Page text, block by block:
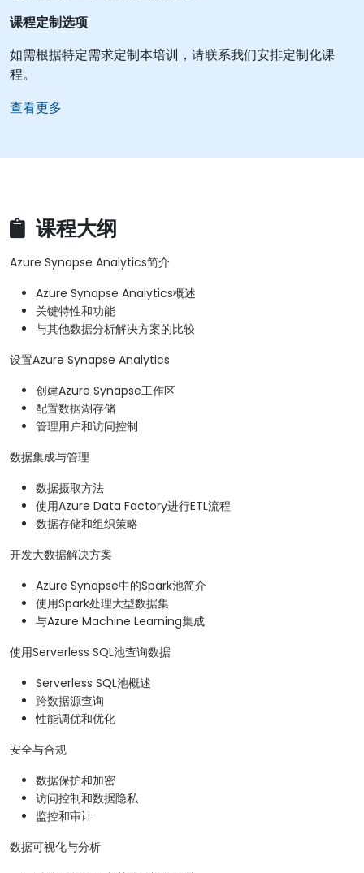
课程定制选项
如需根据特定需求定制本培训，请联系我们安排定制化课
程。
查看更多
课程大纲
Azure Synapse Analytics简介
Azure Synapse Analytics概述
关键特性和功能
与其他数据分析解决方案的比较
设置Azure Synapse Analytics
创建Azure Synapse工作区
配置数据湖存储
管理用户和访问控制
数据集成与管理
数据摄取方法
使用Azure Data Factory进行ETL流程
数据存储和组织策略
开发大数据解决方案
Azure Synapse中的Spark池简介
使用Spark处理大型数据集
与Azure Machine Learning集成
使用Serverless SQL池查询数据
Serverless SQL池概述
跨数据源查询
性能调优和优化
安全与合规
数据保护和加密
访问控制和数据隐私
监控和审计
数据可视化与分析